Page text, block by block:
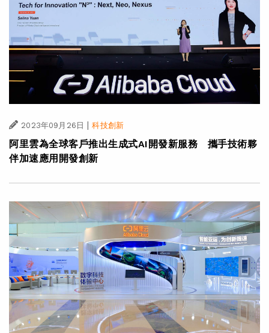
2023年09月26日 | 科技創新
阿里雲為全球客戶推出生成式AI開發新服務 攜手技術夥
伴加速應用開發創新